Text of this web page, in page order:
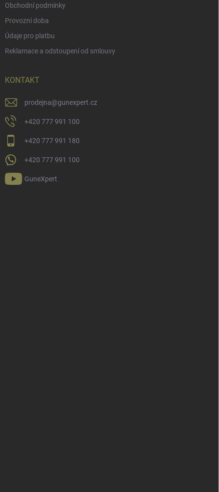
Obchodní podmínky
Provozní doba
Údaje pro platbu
Reklamace a odstoupení od smlouvy
KONTAKT
prodejna@gunexpert.cz
+420 777 991 100
+420 777 991 180
+420 777 991 100
GuneXpert